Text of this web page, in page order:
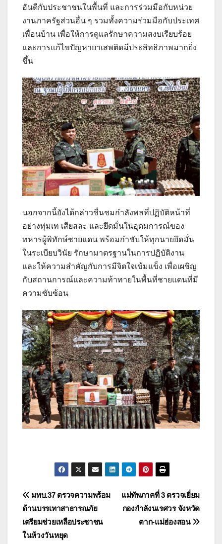
อันดีกับประชาชนในพื้นที่ และการร่วมมือกับหน่วย
งานภาครัฐส่วนอื่น ๆ รวมทั้งความร่วมมือกับประเทศ
เพื่อนบ้าน เพื่อให้การดูแลรักษาความสงบเรียบร้อย
และการแก้ไขปัญหายาเสพติดมีประสิทธิภาพมากยิ่ง
ขึ้น
นอกจากนี้ยังได้กล่าวชื่นชมกำลังพลที่ปฏิบัติหน้าที่
อย่างทุ่มเท เสียสละ และยึดมั่นในอุดมการณ์ของ
ทหารผู้พิทักษ์ชายแดน พร้อมกำชับให้ทุกนายยึดมั่น
ในระเบียบวินัย รักษามาตรฐานในการปฏิบัติงาน
และให้ความสำคัญกับการมีจิตใจเข้มแข็ง เพื่อเผชิญ
กับสถานการณ์และความท้าทายในพื้นที่ชายแดนที่มี
ความซับซ้อน
แนะแนว
เรื่อง
แม่ทัพภาคที่ 3 ตรวจเยี่ยม
กองกำลังนเรศวร จังหวัด
ตาก-แม่ฮ่องสอน
มทบ.37 ตรวจความพร้อม
ด้านบรรเทาสาธารณภัย
เตรียมช่วยเหลือประชาชน
ในห้วงวันหยุด